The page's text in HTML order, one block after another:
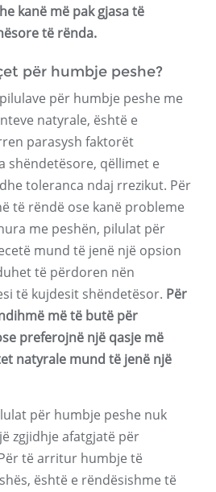
kanë më pak gjasa të
të rënda.
për humbje peshe?
për humbje peshe me
natyrale, është e
parasysh faktorët
shëndetësore, qëllimet e
toleranca ndaj rrezikut. Për
të rëndë ose kanë probleme
me peshën, pilulat për
mund të jenë një opsion
të përdoren nën
të kujdesit shëndetësor. Për
më të butë për
preferojnë një qasje më
natyrale mund të jenë një
për humbje peshe nuk
zgjidhje afatgjatë për
të arritur humbje të
është e rëndësishme të